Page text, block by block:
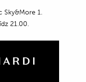
Sky&More 1.
21.00.